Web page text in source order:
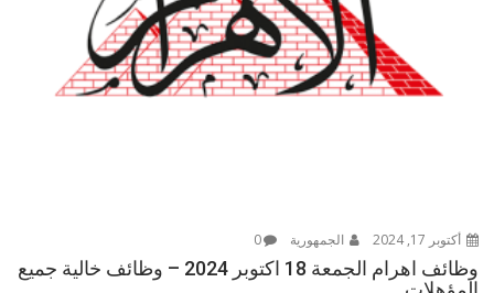
أكتوبر 17, 2024 الجمهورية 0
وظائف اهرام الجمعة 18 اكتوبر 2024 – وظائف خالية جميع